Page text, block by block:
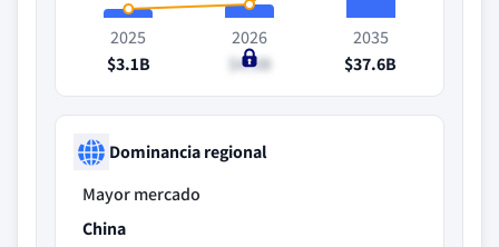
2025
$3.1B
2026
$4.5B
2035
$37.6B
Dominancia regional
Mayor mercado
China